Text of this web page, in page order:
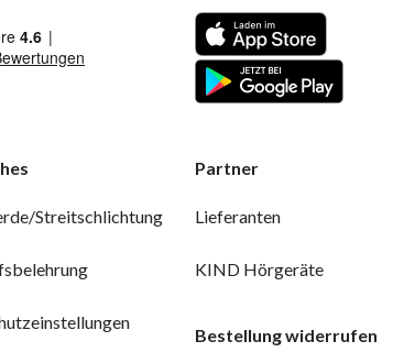
Streitschlichtung
Partner
Lieferanten
KIND Hörgeräte
Bestellung widerrufen